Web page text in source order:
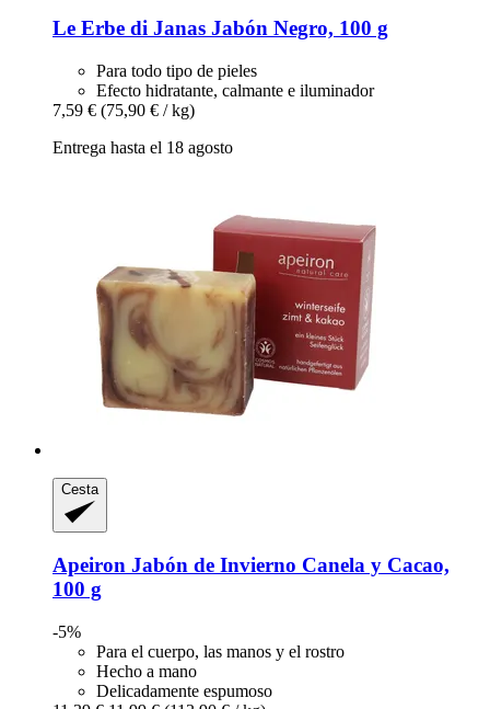
Le Erbe di Janas Jabón Negro, 100 g
Para todo tipo de pieles
Efecto hidratante, calmante e iluminador
7,59 € (75,90 € / kg)
Entrega hasta el 18 agosto
Cesta
Apeiron Jabón de Invierno Canela y Cacao,
100 g
-5%
Para el cuerpo, las manos y el rostro
Hecho a mano
Delicadamente espumoso